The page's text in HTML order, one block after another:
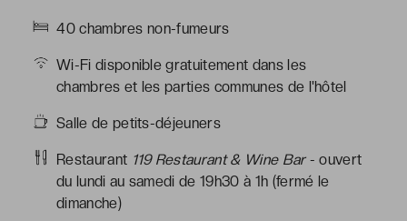
40 chambres non-fumeurs
Wi-Fi disponible gratuitement dans les
chambres et les parties communes de l'hôtel
Salle de petits-déjeuners
Restaurant 119 Restaurant & Wine Bar- ouvert
du lundi au samedi de 19h30 à 1h (fermé le
dimanche)